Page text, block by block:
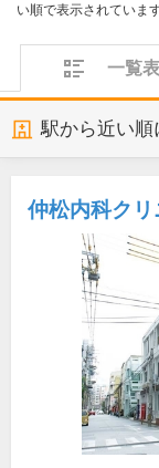
い順で表示されていま
一覧
駅から近い順
仲松内科クリ